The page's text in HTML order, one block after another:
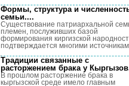
Формы, структура и
семьи....
Существование патриархальной
племен, послуживших базой
формирования киргизской
подтверждается многими
Традиции связанные с
расторжением брака у
В прошлом расторжение брака в
кыргызской среде имело главным